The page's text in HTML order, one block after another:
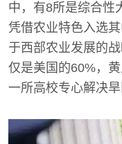
中，有8所是综合性
凭借农业特色入选
于西部农业发展的
仅是美国的60%，
一所高校专心解决旱